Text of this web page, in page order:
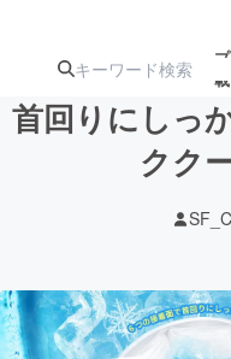
ジェク
アート・写真
首回りにしっ
クク